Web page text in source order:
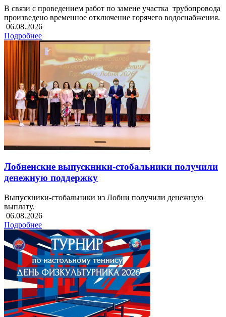
В связи с проведением работ по замене участка трубопровода
произведено временное отключение горячего водоснабжения.
06.08.2026
Подробнее
Лобненские выпускники-стобальники получили
денежную поддержку
Выпускники-стобальники из Лобни получили денежную
выплату.
06.08.2026
Подробнее